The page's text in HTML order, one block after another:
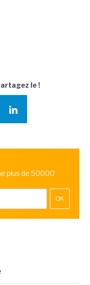
le !
plus de 50000
OK